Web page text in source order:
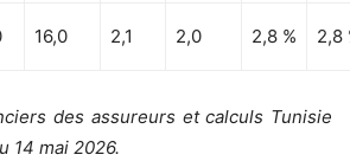
16,0 2,1 2,0 2,8 % 2,8
des assureurs et calculs Tunisie
14 mai 2026.